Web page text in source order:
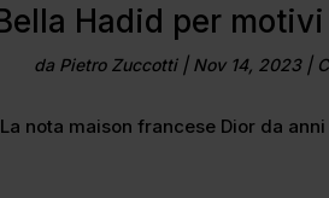
Hadid per
da Pietro Zuccotti| Nov 14, 2023|
La nota maison francese Dior da